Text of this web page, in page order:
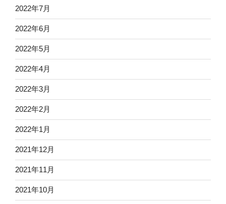
2022年7月
2022年6月
2022年5月
2022年4月
2022年3月
2022年2月
2022年1月
2021年12月
2021年11月
2021年10月